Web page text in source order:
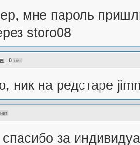
мне пароль
storo08
0 нет
ник на редстаре
нет
за